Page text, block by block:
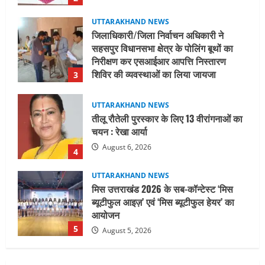
4
UTTARAKHAND NEWS
तीलू रौतेली पुरस्कार के लिए 13 वीरांगनाओं का
चयन : रेखा आर्या
August 6, 2026
5
मिस उत्तराखंड 2026 के सब-कॉन्टेस्ट ‘मिस
ब्यूटीफुल आइज़’ एवं ‘मिस ब्यूटीफुल हेयर’ का
आयोजन
August 5, 2026
1
UTTARAKHAND NEWS
धामी कैबिनेट ने लिए कई महत्वपूर्ण निर्णय, अब
सामान्य वर्ग के पशुपालकों को भी गाय एवं भैंस
खरीद पर मिलेगा अनुदान, मजदूरी संहिता
नियमावली-2026 को मिली मंजूरी